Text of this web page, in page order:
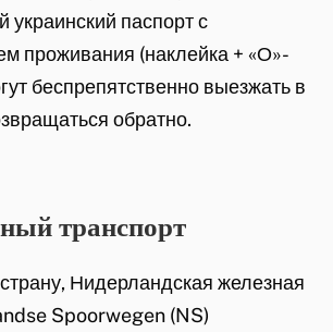
украинский паспорт с
проживания (наклейка + «О»-
беспрепятственно выезжать в
обратно.
транспорт
Нидерландская железная
Spoorwegen (NS)